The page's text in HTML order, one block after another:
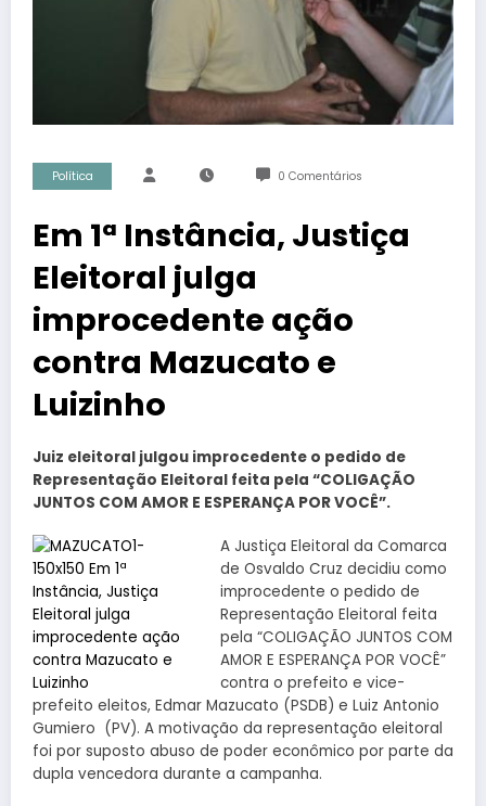
Política 0 Comentários
Em 1ª Instância, Justiça
Eleitoral julga
improcedente ação
contra Mazucato e
Luizinho
Juiz eleitoral julgou improcedente o pedido de
Representação Eleitoral feita pela “COLIGAÇÃO
JUNTOS COM AMOR E ESPERANÇA POR VOCÊ”.
A Justiça Eleitoral da Comarca
de Osvaldo Cruz decidiu como
improcedente o pedido de
Representação Eleitoral feita
pela “COLIGAÇÃO JUNTOS COM
AMOR E ESPERANÇA POR VOCÊ”
contra o prefeito e vice-
prefeito eleitos, Edmar Mazucato (PSDB) e Luiz Antonio
Gumiero (PV). A motivação da representação eleitoral
foi por suposto abuso de poder econômico por parte da
dupla vencedora durante a campanha.